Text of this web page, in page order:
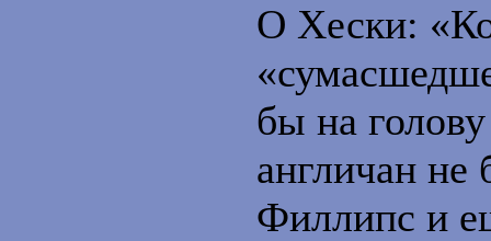
О Хески:
бы на
англичан не
Филлипс и